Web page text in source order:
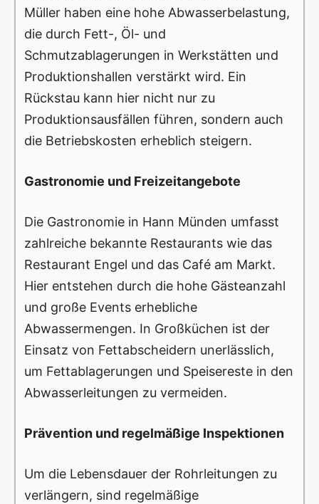
Müller haben eine hohe Abwasserbelastung,
die durch Fett-, Öl- und
Schmutzablagerungen in Werkstätten und
Produktionshallen verstärkt wird. Ein
Rückstau kann hier nicht nur zu
Produktionsausfällen führen, sondern auch
die Betriebskosten erheblich steigern.
Gastronomie und Freizeitangebote
Die Gastronomie in Hann Münden umfasst
zahlreiche bekannte Restaurants wie das
Restaurant Engel und das Café am Markt.
Hier entstehen durch die hohe Gästeanzahl
und große Events erhebliche
Abwassermengen. In Großküchen ist der
Einsatz von Fettabscheidern unerlässlich,
um Fettablagerungen und Speisereste in den
Abwasserleitungen zu vermeiden.
Prävention und regelmäßige Inspektionen
Um die Lebensdauer der Rohrleitungen zu
verlängern, sind regelmäßige